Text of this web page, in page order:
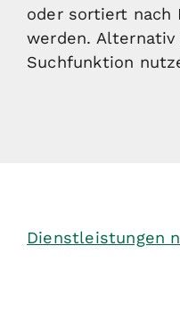
oder sortiert nach
werden. Alternativ
Suchfunktion
Dienstleistungen